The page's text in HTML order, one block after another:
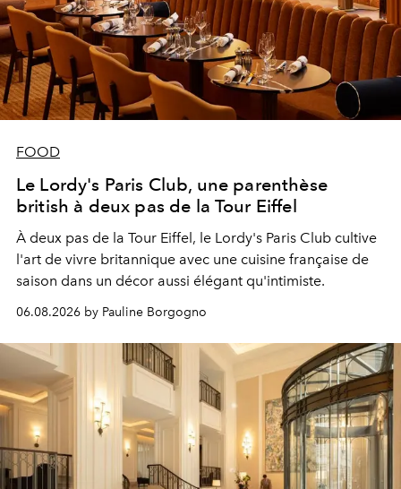
FOOD
Le Lordy's Paris Club, une parenthèse
british à deux pas de la Tour Eiffel
À deux pas de la Tour Eiffel, le Lordy's Paris Club cultive
l'art de vivre britannique avec une cuisine française de
saison dans un décor aussi élégant qu'intimiste.
06.08.2026 by Pauline Borgogno